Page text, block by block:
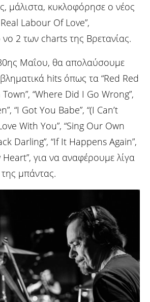
μάλιστα, κυκλοφόρησε ο νέος
Labour Of Love”,
2 των charts της Βρετανίας.
Μαΐου, θα απολαύσουμε
hits όπως τα “Red Red
Town”, “Where Did I Go Wrong”,
“I Got You Babe”, “(I Can’t
With You”, “Sing Our Own
Darling”, “If It Happens Again”,
Heart”, για να αναφέρουμε λίγα
μπάντας.